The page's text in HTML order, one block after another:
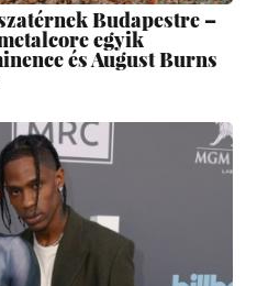
Budapestre –
egyik
és August Burns